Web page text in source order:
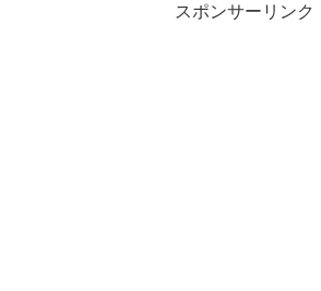
スポンサーリンク